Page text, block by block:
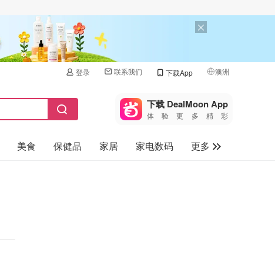
登录 联系我们 下载App 澳洲
🇺🇸
🇨🇳 中国
🇨🇦加拿大
下载 DealMoon App
体验更多精彩
美食 保健品 家居 家电数码
更多